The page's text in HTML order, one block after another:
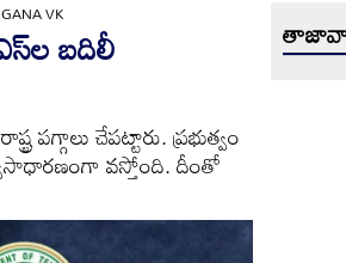
VK
బదిలీ
పగ్గాలు చేపట్టారు. ప్రభుత్వం
వస్తోంది. దీంతో